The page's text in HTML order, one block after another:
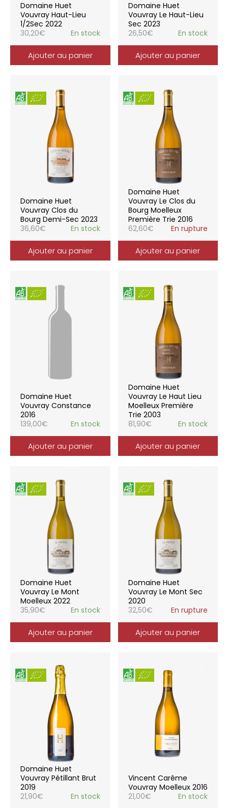
Domaine Huet
Vouvray Haut-Lieu
1/2Sec 2022
30,20€ En stock
Ajouter au panier
Domaine Huet
Vouvray Le Haut-Lieu
Sec 2023
26,50€ En stock
Ajouter au panier
Domaine Huet
Vouvray Clos du
Bourg Demi-Sec 2023
36,60€ En stock
Ajouter au panier
Domaine Huet
Vouvray Le Clos du
Bourg Moelleux
Première Trie 2016
62,60€ En rupture
Ajouter au panier
Domaine Huet
Vouvray Constance
2016
139,00€ En stock
Ajouter au panier
Domaine Huet
Vouvray Le Haut Lieu
Moelleux Première
Trie 2003
81,90€ En stock
Ajouter au panier
Domaine Huet
Vouvray Le Mont
Moelleux 2022
35,90€ En stock
Ajouter au panier
Domaine Huet
Vouvray Le Mont Sec
2020
32,50€ En rupture
Ajouter au panier
Domaine Huet
Vouvray Pétillant Brut
2019
21,90€ En stock
Vincent Carême
Vouvray Moelleux 2016
21,00€ En stock